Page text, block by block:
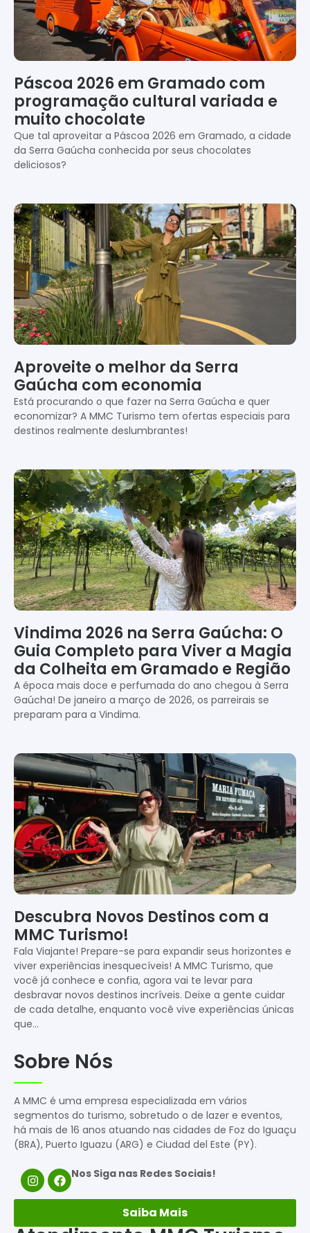
Páscoa 2026 em Gramado com
programação cultural variada e
muito chocolate
Que tal aproveitar a Páscoa 2026 em Gramado, a cidade
da Serra Gaúcha conhecida por seus chocolates
deliciosos?
Aproveite o melhor da Serra
Gaúcha com economia
Está procurando o que fazer na Serra Gaúcha e quer
economizar? A MMC Turismo tem ofertas especiais para
destinos realmente deslumbrantes!
Vindima 2026 na Serra Gaúcha: O
Guia Completo para Viver a Magia
da Colheita em Gramado e Região
A época mais doce e perfumada do ano chegou à Serra
Gaúcha! De janeiro a março de 2026, os parreirais se
preparam para a Vindima.
Descubra Novos Destinos com a
MMC Turismo!
Fala Viajante! Prepare-se para expandir seus horizontes e
viver experiências inesquecíveis! A MMC Turismo, que
você já conhece e confia, agora vai te levar para
desbravar novos destinos incríveis. Deixe a gente cuidar
de cada detalhe, enquanto você vive experiências únicas
que…
Sobre Nós
A MMC é uma empresa especializada em vários
segmentos do turismo, sobretudo o de lazer e eventos,
há mais de 16 anos atuando nas cidades de Foz do Iguaçu
(BRA), Puerto Iguazu (ARG) e Ciudad del Este (PY).
Nos Siga nas Redes Sociais!
Saiba Mais